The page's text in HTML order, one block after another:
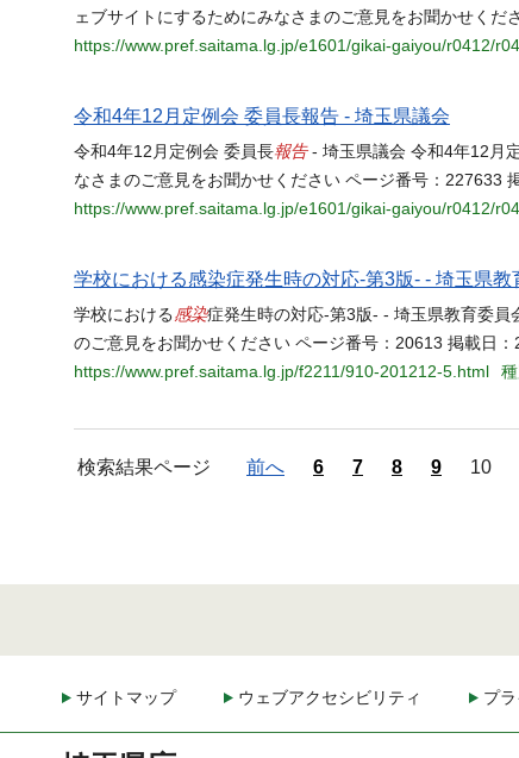
ェブサイトにするためにみなさまのご意見をお聞かせく
https://www.pref.saitama.lg.jp/e1601/gikai-gaiyou/r0412/
令和4年12月定例会 委員長報告 - 埼玉県議会
令和4年12月定例会 委員長報告- 埼玉県議会 令和4年12月
なさまのご意見をお聞かせください ページ番号：227633
https://www.pref.saitama.lg.jp/e1601/gikai-gaiyou/r0412/
学校における感染症発生時の対応-第3版- - 埼玉県教
学校における 感染症発生時の対応-第3版- - 埼玉県教育委員
のご意見をお聞かせください ページ番号：20613 掲載日
https://www.pref.saitama.lg.jp/f2211/910-201212-5.html
検索結果ページ 前へ 6 7 8 9 10
サイトマップ ウェブアクセシビリティ プ